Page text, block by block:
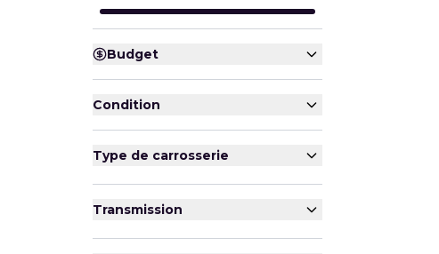
Budget
Condition
Type de carrosserie
Transmission